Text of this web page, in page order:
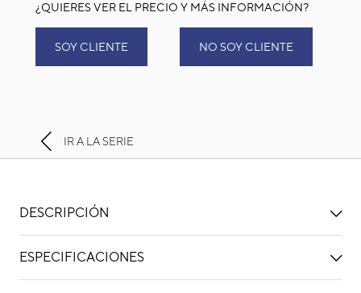
¿QUIERES VER EL PRECIO Y MÁS INFORMACIÓN?
SOY CLIENTE NO SOY CLIENTE
IR A LA SERIE
DESCRIPCIÓN
ESPECIFICACIONES